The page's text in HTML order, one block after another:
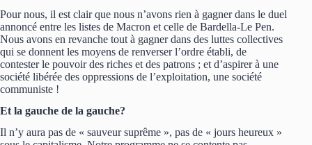
Pour nous, il est clair que nous n’avons rien à gagner dans le duel
annoncé entre les listes de Macron et celle de Bardella-Le Pen.
Nous avons en revanche tout à gagner dans des luttes collectives
qui se donnent les moyens de renverser l’ordre établi, de
contester le pouvoir des riches et des patrons ; et d’aspirer à une
société libérée des oppressions de l’exploitation, une société
communiste !
Et la gauche de la gauche?
Il n’y aura pas de « sauveur suprême », pas de « jours heureux »